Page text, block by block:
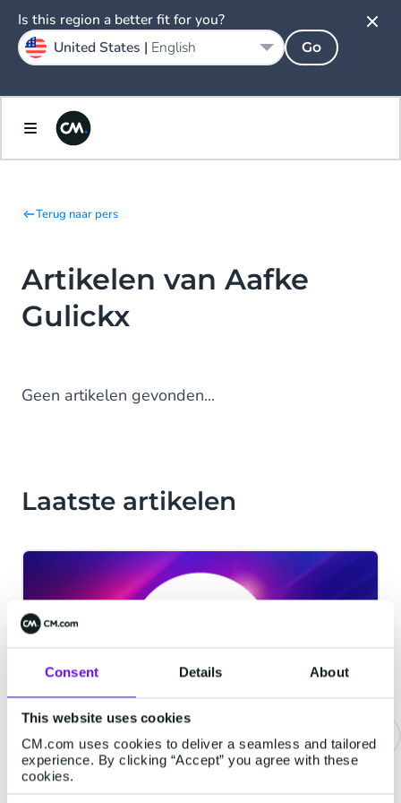
Consent Details About
This website uses cookies
CM.com uses cookies to deliver a seamless and tailored
experience. By clicking “Accept” you agree with these
cookies.
Terug naar pers
Artikelen van Aafke
Gulickx
Geen artikelen gevonden...
Laatste artikelen
CM.com behoort tot de eerste
techbedrijven met ISO 42001-
Is this region a better fit for you?
United States | English Go